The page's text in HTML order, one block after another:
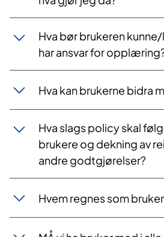
Hva bør brukeren
har ansvar for
Hva kan brukerne bidra
Hva slags policy skal
brukere og dekning av
andre godtgjørelser?
Hvem regnes som